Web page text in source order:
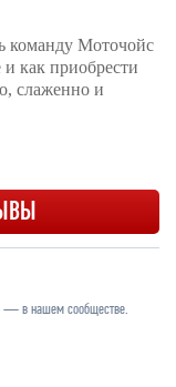
команду Моточойс
как приобрести
слаженно и
— в нашем сообществе.